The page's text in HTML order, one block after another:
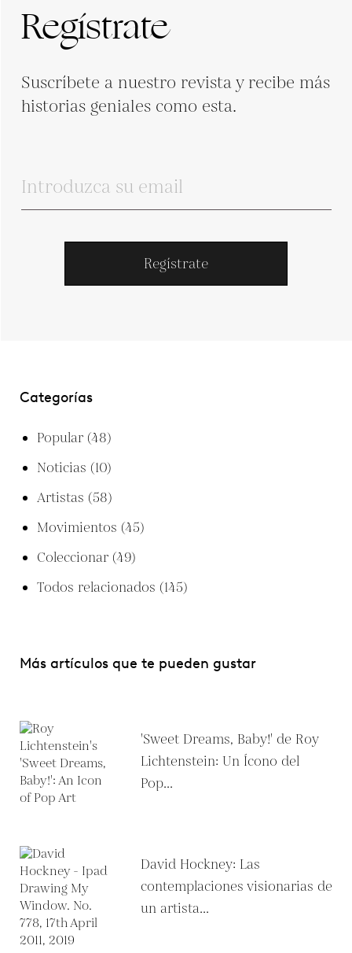
Regístrate
Suscríbete a nuestro revista y recibe más
historias geniales como esta.
Regístrate
Categorías
Popular (48)
Noticias (10)
Artistas (58)
Movimientos (45)
Coleccionar (49)
Todos relacionados (145)
Más artículos que te pueden gustar
'Sweet Dreams, Baby!' de Roy
Lichtenstein: Un Ícono del
Pop...
David Hockney: Las
contemplaciones visionarias de
un artista...